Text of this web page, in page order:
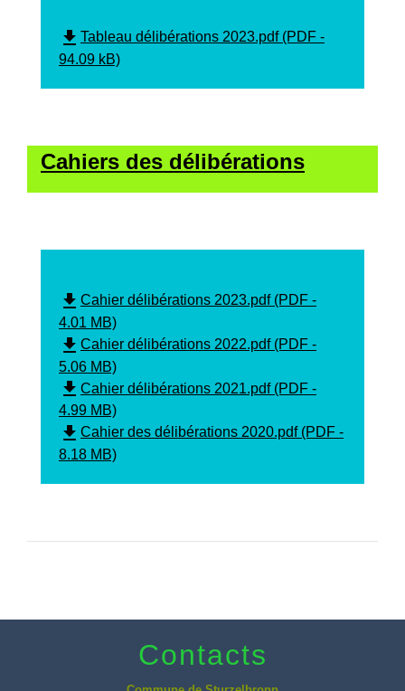
file_download Tableau délibérations 2023.pdf (PDF -
94.09 kB)
Cahiers des délibérations
file_download Cahier délibérations 2023.pdf (PDF -
4.01 MB)
file_download Cahier délibérations 2022.pdf (PDF -
5.06 MB)
file_download Cahier délibérations 2021.pdf (PDF -
4.99 MB)
file_download Cahier des délibérations 2020.pdf (PDF -
8.18 MB)
Contacts